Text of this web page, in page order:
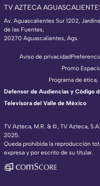
TV AZTECA
Av. Aguascalientes Sur 1202,
de las Fuentes,
20270 Aguascalientes, Ags.
TV Azteca, M.R. & ©, TV Azteca,
2025.
Queda prohibida la reproducción
expresa y por escrito de su titular.
Aviso de privacidad
Promo
Programa de
Defensor de Audiencias y Código
Televisora del Valle de México